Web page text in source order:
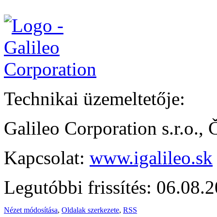
Technikai üzemeltetője:
Galileo Corporation s.r.o.,
Kapcsolat: www.igalileo.sk
Legutóbbi frissítés:
Nézet módosítása, Oldalak szerkezete, RSS